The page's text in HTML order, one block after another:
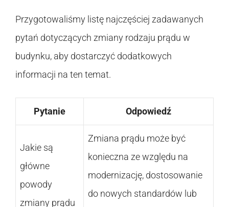
Przygotowaliśmy listę najczęściej zadawanych
pytań dotyczących zmiany rodzaju prądu w
budynku, aby dostarczyć dodatkowych
informacji na ten temat.
Pytanie Odpowiedź
Jakie są
główne
powody
zmiany prądu
Zmiana prądu może być
konieczna ze względu na
modernizację, dostosowanie
do nowych standardów lub